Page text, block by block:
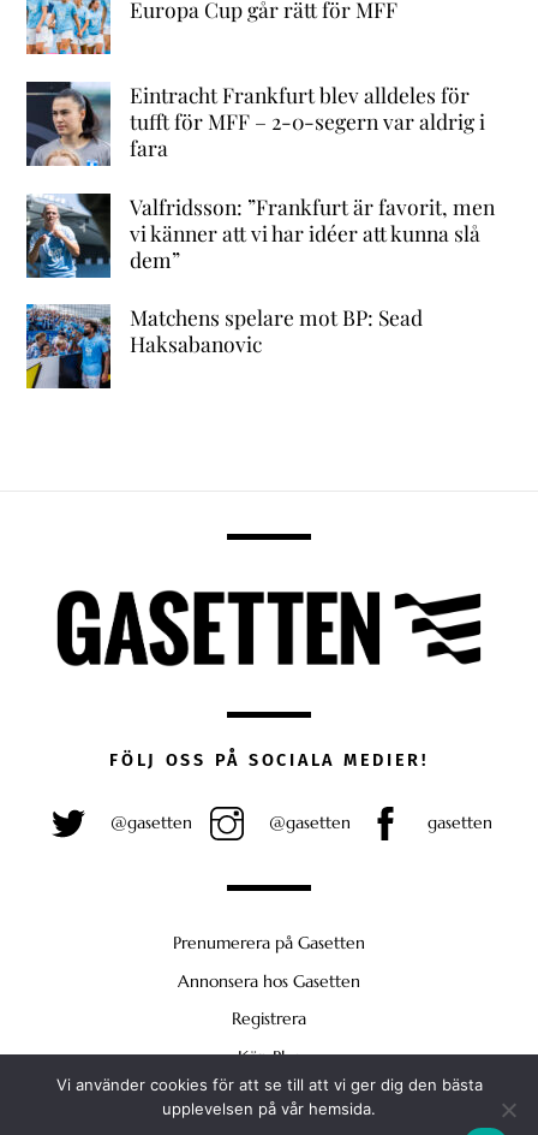
Europa Cup går rätt för MFF
Eintracht Frankfurt blev alldeles för
tufft för MFF – 2-0-segern var aldrig i
fara
Valfridsson: ”Frankfurt är favorit, men
vi känner att vi har idéer att kunna slå
dem”
Matchens spelare mot BP: Sead
Haksabanovic
To
FÖLJ OSS PÅ SOCIALA MEDIER!
@gasetten @gasetten gasetten
Prenumerera på Gasetten
Annonsera hos Gasetten
Registrera
Köp Plus
Vi använder cookies för att se till att vi ger dig den bästa
upplevelsen på vår hemsida.